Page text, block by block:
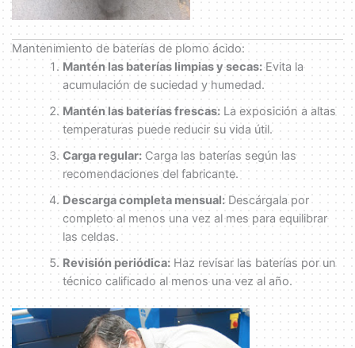
Mantenimiento de baterías de plomo ácido:
Mantén las baterías limpias y secas:Evita la
acumulación de suciedad y humedad.
Mantén las baterías frescas:La exposición a altas
temperaturas puede reducir su vida útil.
Carga regular:Carga las baterías según las
recomendaciones del fabricante.
Descarga completa mensual:Descárgala por
completo al menos una vez al mes para equilibrar
las celdas.
Revisión periódica:Haz revisar las baterías por un
técnico calificado al menos una vez al año.